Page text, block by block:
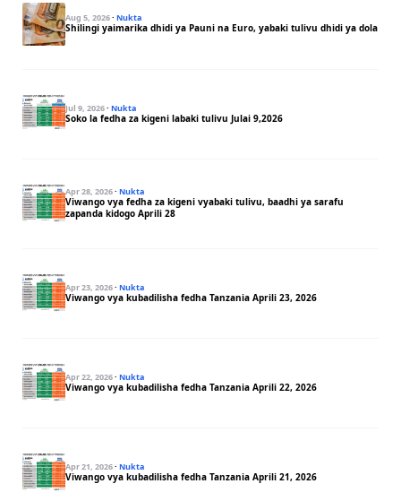
Aug 5, 2026· Nukta
Shilingi yaimarika dhidi ya Pauni na Euro, yabaki tulivu dhidi ya dola
Jul 9, 2026· Nukta
Soko la fedha za kigeni labaki tulivu Julai 9,2026
Apr 28, 2026· Nukta
Viwango vya fedha za kigeni vyabaki tulivu, baadhi ya sarafu
zapanda kidogo Aprili 28
Apr 23, 2026· Nukta
Viwango vya kubadilisha fedha Tanzania Aprili 23, 2026
Apr 22, 2026· Nukta
Viwango vya kubadilisha fedha Tanzania Aprili 22, 2026
Apr 21, 2026· Nukta
Viwango vya kubadilisha fedha Tanzania Aprili 21, 2026